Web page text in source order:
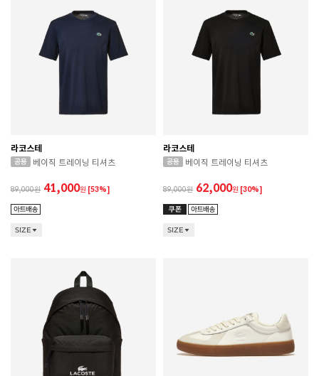
라코스테
베이직 트레이닝 티셔츠
89,000 41,000원 [53%]
SIZE
라코스테
베이직 트레이닝 티셔츠
89,000 62,000원 [30%]
SIZE